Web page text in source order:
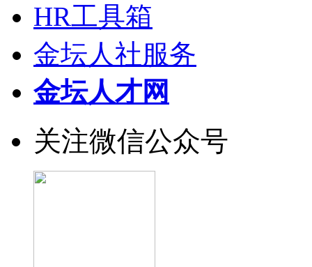
HR工具箱
金坛人社服务
金坛人才网
关注微信公众号